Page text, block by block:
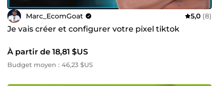
Marc_EcomGoat 5,0 (8)
Je vais créer et configurer votre pixel tiktok
À partir de 18,81 $US
Budget moyen : 46,23 $US